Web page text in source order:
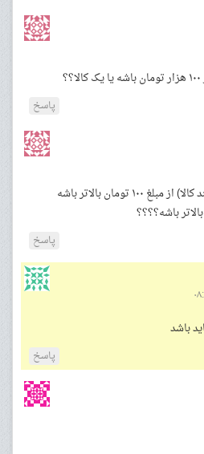
پاسخ
تومان بالاتر باشه
پاسخ
باشد
پاسخ